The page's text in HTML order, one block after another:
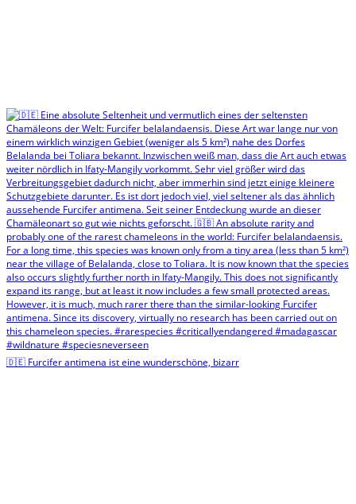
🇩🇪 Furcifer antimena ist eine wunderschöne, bizarr